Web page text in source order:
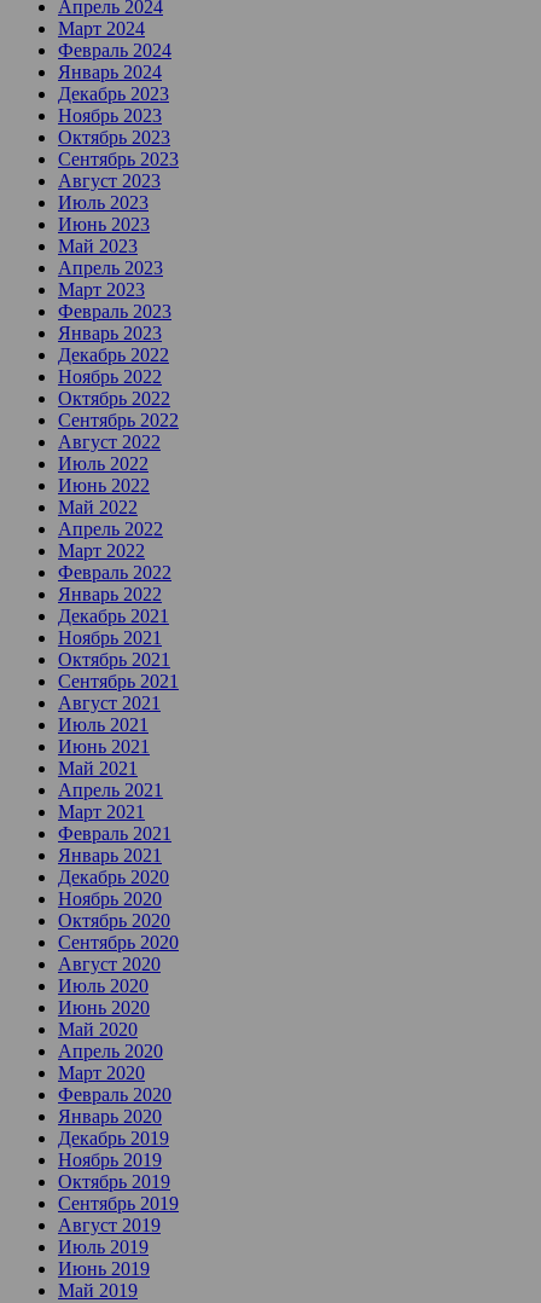
Апрель 2024
Март 2024
Февраль 2024
Январь 2024
Декабрь 2023
Ноябрь 2023
Октябрь 2023
Сентябрь 2023
Август 2023
Июль 2023
Июнь 2023
Май 2023
Апрель 2023
Март 2023
Февраль 2023
Январь 2023
Декабрь 2022
Ноябрь 2022
Октябрь 2022
Сентябрь 2022
Август 2022
Июль 2022
Июнь 2022
Май 2022
Апрель 2022
Март 2022
Февраль 2022
Январь 2022
Декабрь 2021
Ноябрь 2021
Октябрь 2021
Сентябрь 2021
Август 2021
Июль 2021
Июнь 2021
Май 2021
Апрель 2021
Март 2021
Февраль 2021
Январь 2021
Декабрь 2020
Ноябрь 2020
Октябрь 2020
Сентябрь 2020
Август 2020
Июль 2020
Июнь 2020
Май 2020
Апрель 2020
Март 2020
Февраль 2020
Январь 2020
Декабрь 2019
Ноябрь 2019
Октябрь 2019
Сентябрь 2019
Август 2019
Июль 2019
Июнь 2019
Май 2019